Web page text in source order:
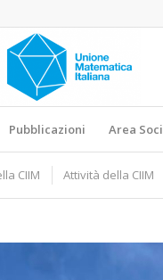
Pubblicazioni Area Soci
CIIM Attività della CIIM